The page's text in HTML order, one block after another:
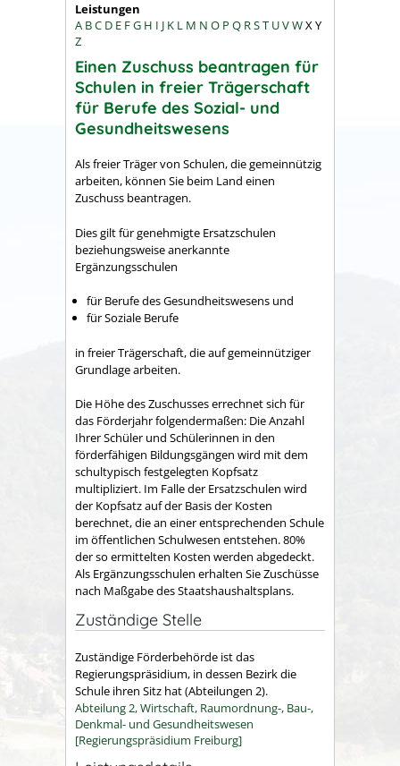
Leistungen
A BC D E FG H I J K L M N O P Q RST UVWXY
Z
Einen Zuschuss beantragen für
Schulen in freier Trägerschaft
für Berufe des Sozial- und
Gesundheitswesens
Als freier Träger von Schulen, die gemeinnützig
arbeiten, können Sie beim Land einen
Zuschuss beantragen.
Dies gilt für genehmigte Ersatzschulen
beziehungsweise anerkannte
Ergänzungsschulen
für Berufe des Gesundheitswesens und
für Soziale Berufe
in freier Trägerschaft, die auf gemeinnütziger
Grundlage arbeiten.
Die Höhe des Zuschusses errechnet sich für
das Förderjahr folgendermaßen: Die Anzahl
Ihrer Schüler und Schülerinnen in den
förderfähigen Bildungsgängen wird mit dem
schultypisch festgelegten Kopfsatz
multipliziert. Im Falle der Ersatzschulen wird
der Kopfsatz auf der Basis der Kosten
berechnet, die an einer entsprechenden Schule
im öffentlichen Schulwesen entstehen. 80%
der so ermittelten Kosten werden abgedeckt.
Als Ergänzungsschulen erhalten Sie Zuschüsse
nach Maßgabe des Staatshaushaltsplans.
Zuständige Stelle
Zuständige Förderbehörde ist das
Regierungspräsidium, in dessen Bezirk die
Schule ihren Sitz hat (Abteilungen 2).
Abteilung 2, Wirtschaft, Raumordnung-, Bau-,
Denkmal- und Gesundheitswesen
[Regierungspräsidium Freiburg]